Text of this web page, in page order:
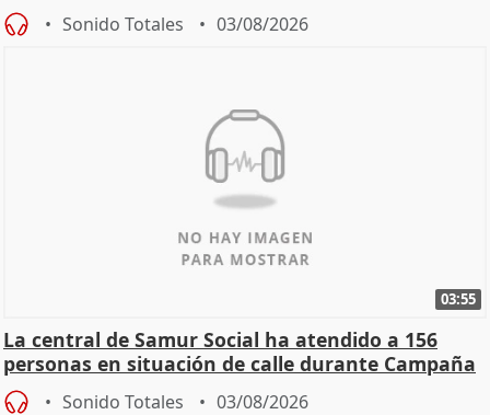
Sonido Totales 03/08/2026
03:55
La central de Samur Social ha atendido a 156
personas en situación de calle durante Campaña
de Calor
Sonido Totales 03/08/2026